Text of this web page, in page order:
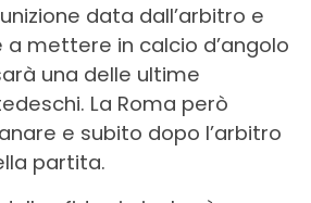
data dall’arbitro e
mettere in calcio d’angolo
una delle ultime
La Roma però
e subito dopo l’arbitro
partita.